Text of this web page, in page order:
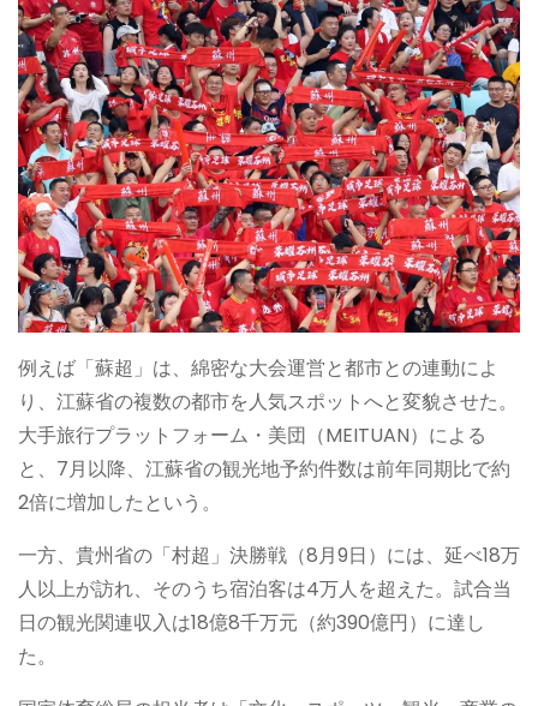
例えば「蘇超」は、綿密な大会運営と都市との連動によ
り、江蘇省の複数の都市を人気スポットへと変貌させた。
大手旅行プラットフォーム・美団（MEITUAN）による
と、7月以降、江蘇省の観光地予約件数は前年同期比で約
2倍に増加したという。
一方、貴州省の「村超」決勝戦（8月9日）には、延べ18万
人以上が訪れ、そのうち宿泊客は4万人を超えた。試合当
日の観光関連収入は18億8千万元（約390億円）に達し
た。